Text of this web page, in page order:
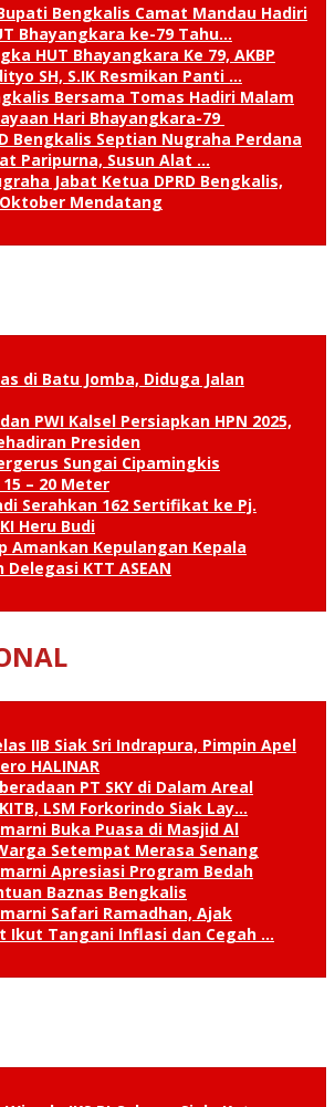
Bengkalis Camat Mandau Hadiri
Bhayangkara ke-79 Tahu…
HUT Bhayangkara Ke 79, AKBP
SH, S.IK Resmikan Panti …
Bersama Tomas Hadiri Malam
Hari Bhayangkara-79
Bengkalis Septian Nugraha Perdana
Paripurna, Susun Alat …
Jabat Ketua DPRD Bengkalis,
Mendatang
di Batu Jomba, Diduga Jalan
PWI Kalsel Persiapkan HPN 2025,
Presiden
Sungai Cipamingkis
– 20 Meter
Serahkan 162 Sertifikat ke Pj.
Heru Budi
Amankan Kepulangan Kepala
KTT ASEAN
IIB Siak Sri Indrapura, Pimpin Apel
HALINAR
PT SKY di Dalam Areal
LSM Forkorindo Siak Lay…
Buka Puasa di Masjid Al
Setempat Merasa Senang
Apresiasi Program Bedah
Baznas Bengkalis
Safari Ramadhan, Ajak
Ikut Tangani Inflasi dan Cegah …